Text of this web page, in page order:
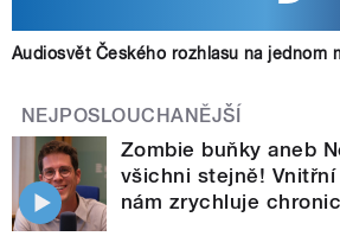
Audiosvět Českého rozhlasu na jednom
NEJPOSLOUCHANĚJŠÍ
Zombie buňky aneb
všichni stejně!
nám zrychluje